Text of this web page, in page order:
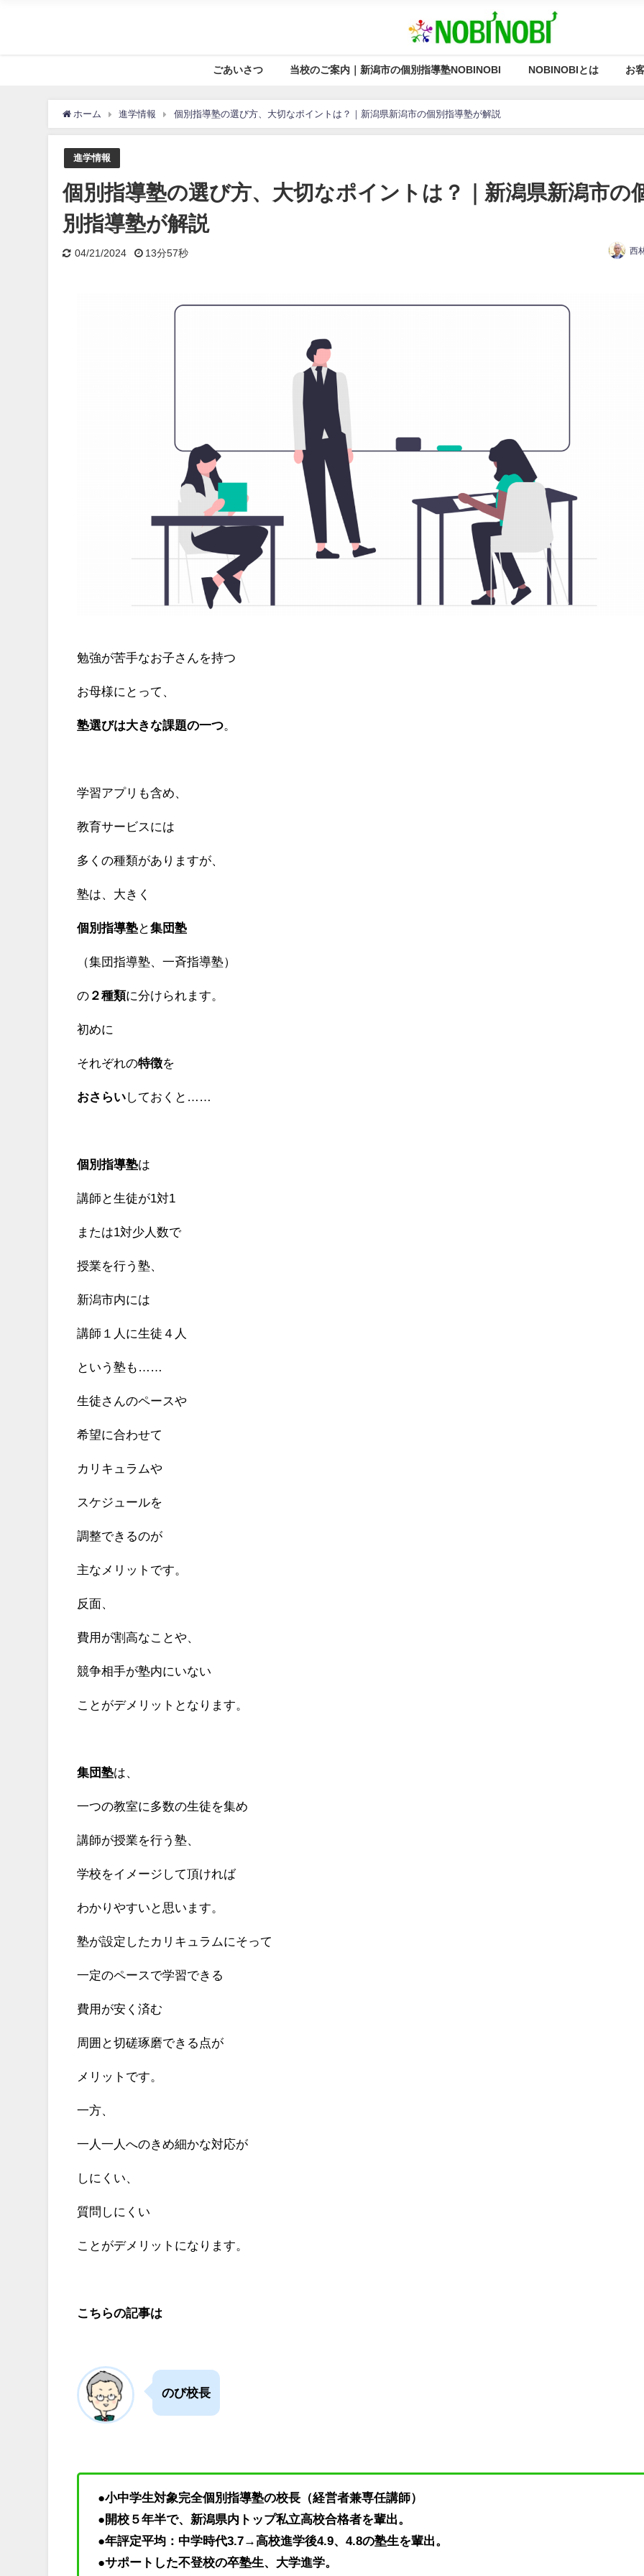
ごあいさつ 当校のご案内｜新潟市の個別指導塾NOBINOBI NOBINOBIとは お
ホーム 進学情報 個別指導塾の選び方、大切なポイントは？｜新潟県新潟市の個別指導塾が解説
進学情報
個別指導塾の選び方、大切なポイントは？｜新潟県新潟市の
別指導塾が解説
04/21/2024 13分57秒 西
勉強が苦手なお子さんを持つ
お母様にとって、
塾選びは大きな課題の一つ
学習アプリも含め、
教育サービスには
多くの種類がありますが、
塾は、大きく
個別指導塾と集団塾
（集団指導塾、一斉指導塾）
の ２種類に分けられます。
初めに
それぞれの特徴を
おさらいしておくと……
個別指導塾は
講師と生徒が1対1
または1対少人数で
授業を行う塾、
新潟市内には
講師１人に生徒４人
という塾も……
生徒さんのペースや
希望に合わせて
カリキュラムや
スケジュールを
調整できるのが
主なメリットです。
反面、
費用が割高なことや、
競争相手が塾内にいない
ことがデメリットとなります。
集団塾は、
一つの教室に多数の生徒を集め
講師が授業を行う塾、
学校をイメージして頂ければ
わかりやすいと思います。
塾が設定したカリキュラムにそって
一定のペースで学習できる
費用が安く済む
周囲と切磋琢磨できる点が
メリットです。
一方、
一人一人へのきめ細かな対応が
しにくい、
質問しにくい
ことがデメリットになります。
こちらの記事は
のび校長
●小中学生対象完全個別指導塾の校長（経営者兼専任講師）
●開校５年半で、新潟県内トップ私立高校合格者を輩出。
●年評定平均：中学時代3.7→高校進学後4.9、4.8の塾生を輩出。
●サポートした不登校の卒塾生、大学進学。